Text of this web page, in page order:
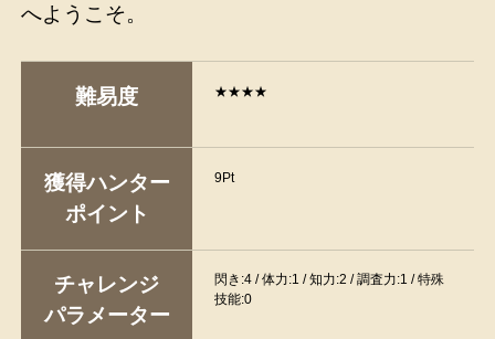
へようこそ。
難易度 ★★★★
獲得ハンター
ポイント
9Pt
チャレンジ
パラメーター
閃き:4 / 体力:1 / 知力:2 / 調査力:1 / 特殊
技能:0